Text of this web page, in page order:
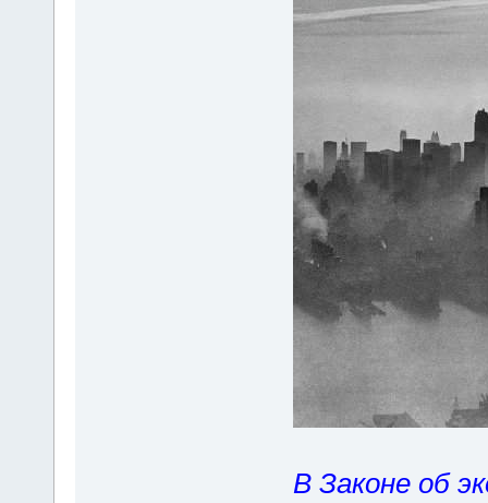
В Законе об